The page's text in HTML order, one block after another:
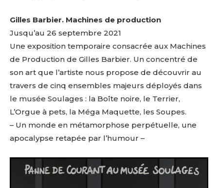
Gilles Barbier. Machines de production
Jusqu’au 26 septembre 2021
Une exposition temporaire consacrée aux Machines
de Production de Gilles Barbier. Un concentré de
son art que l’artiste nous propose de découvrir au
travers de cinq ensembles majeurs déployés dans
le musée Soulages : la Boîte noire, le Terrier,
L’Orgue à pets, la Méga Maquette, les Soupes.
– Un monde en métamorphose perpétuelle, une
apocalypse retapée par l’humour –